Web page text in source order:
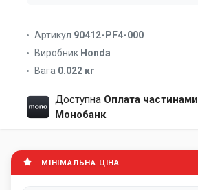
Артикул 90412-PF4-000
Виробник Honda
Вага 0.022 кг
Доступна Оплата частинами
Монобанк
МІНІМАЛЬНА ЦІНА